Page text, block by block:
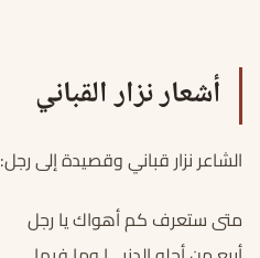
أشعار نزار القباني
الشاعر نزار قباني وقصيدة إلى رجل:
متى ستعرف كم أهواك يا رجل